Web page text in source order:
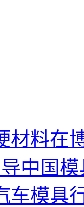
材料在
中国
车模具